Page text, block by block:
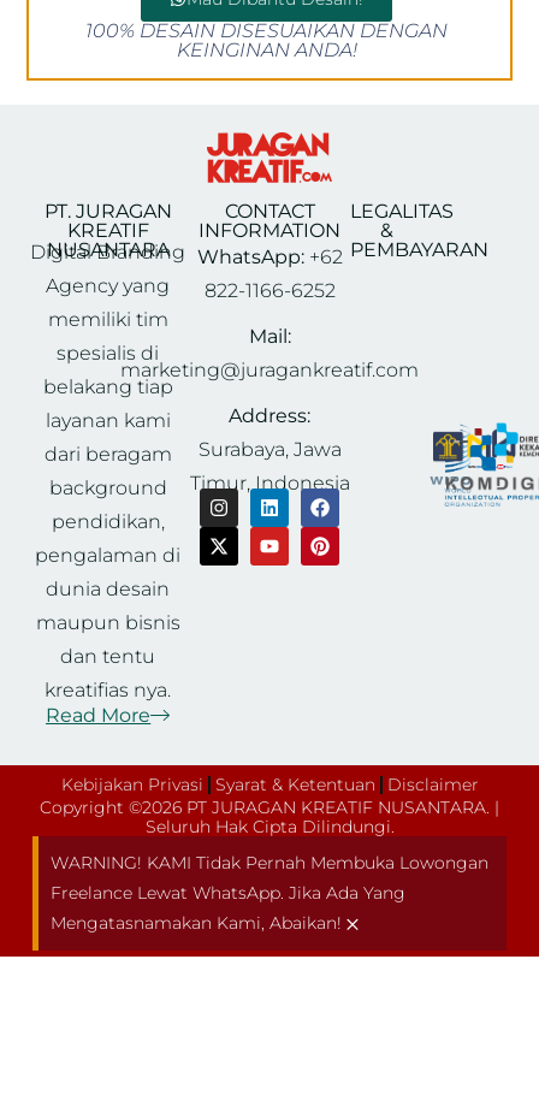
100% DESAIN DISESUAIKAN DENGAN
KEINGINAN ANDA!
PT. JURAGAN
KREATIF
NUSANTARA
Digital Branding
Agency yang
memiliki tim
spesialis di
belakang tiap
layanan kami
dari beragam
background
pendidikan,
pengalaman di
dunia desain
maupun bisnis
dan tentu
kreatifias nya.
Read More
CONTACT
INFORMATION
WhatsApp:+62
822-1166-6252
Mail:
marketing@juragankreatif.com
Address:
Surabaya, Jawa
Timur, Indonesia
LEGALITAS
&
PEMBAYARAN
Kebijakan Privasi Syarat & Ketentuan
Disclaimer
Copyright ©2026 PT JURAGAN KREATIF NUSANTARA. |
Seluruh Hak Cipta Dilindungi.
WARNING! KAMI Tidak Pernah Membuka Lowongan
Freelance Lewat WhatsApp. Jika Ada Yang
Mengatasnamakan Kami, Abaikan! ×